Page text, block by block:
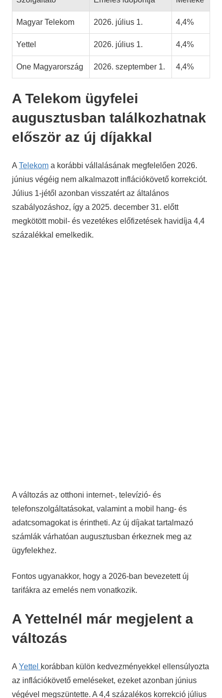
Magyar Telekom 2026. július 1. 4,4%
Yettel 2026. július 1. 4,4%
One Magyarország 2026. szeptember 1. 4,4%
A Telekom ügyfelei
augusztusban találkozhatnak
először az új díjakkal
A Telekom a korábbi vállalásának megfelelően 2026.
június végéig nem alkalmazott inflációkövető korrekciót.
Július 1-jétől azonban visszatért az általános
szabályozáshoz, így a 2025. december 31. előtt
megkötött mobil- és vezetékes előfizetések havidíja 4,4
százalékkal emelkedik.
A változás az otthoni internet-, televízió- és
telefonszolgáltatásokat, valamint a mobil hang- és
adatcsomagokat is érintheti. Az új díjakat tartalmazó
számlák várhatóan augusztusban érkeznek meg az
ügyfelekhez.
Fontos ugyanakkor, hogy a 2026-ban bevezetett új
tarifákra az emelés nem vonatkozik.
A Yettelnél már megjelent a
változás
A Yettel korábban külön kedvezményekkel ellensúlyozta
az inflációkövető emeléseket, ezeket azonban június
végével megszüntette. A 4,4 százalékos korrekció július